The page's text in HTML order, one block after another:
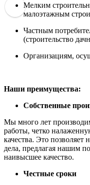
Мелким
малоэтажным
Частным
(строительство
Организациям,
Наши преимущества:
Собственные
Мы много лет
работы, четко
качества. Это позволяет
дела, предлагая нашим
наивысшее качество.
Честные сроки